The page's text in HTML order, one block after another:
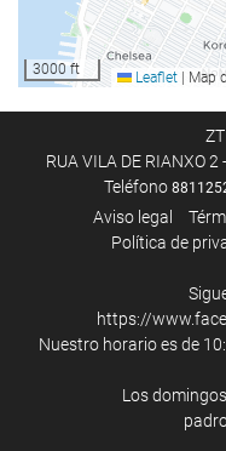
Bar
Instalaciones de
Acceso a Internet
Wifi gratis
Servicio de
Servicio de lavandería
3000 ft Leaflet Map
RUA VILA DE RIANXO
Teléfono
Aviso legal
Política de
https://
Nuestro horario es de
Los